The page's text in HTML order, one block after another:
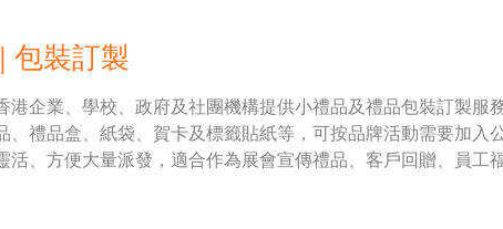
包裝訂製
港企業、學校、政府及社團機構提供小禮品及禮品包裝訂製
、禮品盒、紙袋、賀卡及標籤貼紙等，可按品牌活動需要加
活、方便大量派發，適合作為展會宣傳禮品、客戶回贈、員